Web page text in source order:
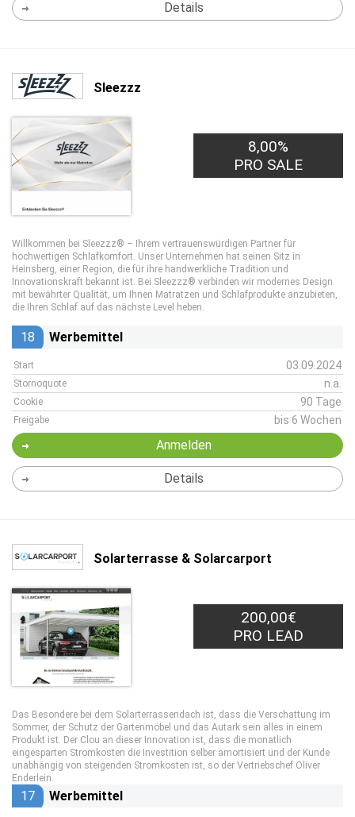
Details
Sleezzz
8,00%
PRO SALE
Willkommen bei Sleezzz® – Ihrem vertrauenswürdigen Partner für
hochwertigen Schlafkomfort. Unser Unternehmen hat seinen Sitz in
Heinsberg, einer Region, die für ihre handwerkliche Tradition und
Innovationskraft bekannt ist. Bei Sleezzz® verbinden wir modernes Design
mit bewährter Qualität, um Ihnen Matratzen und Schlafprodukte anzubieten,
die Ihren Schlaf auf das nächste Level heben.
18 Werbemittel
Start 03.09.2024
Stornoquote n.a.
Cookie 90 Tage
Freigabe bis 6 Wochen
Anmelden
Details
Solarterrasse & Solarcarport
200,00€
PRO LEAD
Das Besondere bei dem Solarterrassendach ist, dass die Verschattung im
Sommer, der Schutz der Gartenmöbel und das Autark sein alles in einem
Produkt ist. Der Clou an dieser Innovation ist, dass die monatlich
eingesparten Stromkosten die Investition selber amortisiert und der Kunde
unabhängig von steigenden Stromkosten ist, so der Vertriebschef Oliver
Enderlein.
17 Werbemittel